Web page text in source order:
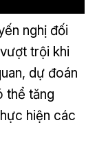
nghị đối
trội khi
dự đoán
thể tăng
hiện các